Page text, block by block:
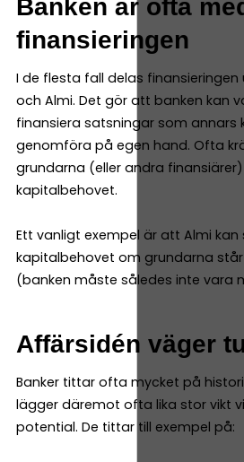
Banken är ofta
finansieringen
I de flesta fall delas
och Almi. Det gör att banken kan
finansiera satsningar som annars
genomföra på egen hand. Ofta
grundarna (eller andra
kapitalbehovet.
Ett vanligt exempel är att Almi kan
kapitalbehovet om grundarna
(banken måste således inte vara
Affärsidén väger
Banker tittar ofta mycket på
lägger däremot ofta lika stor vikt
potential. De tittar till exempel på: